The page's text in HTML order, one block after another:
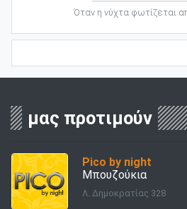
Όταν η νύχτα φωτίζεται
μας προτιμούν
Pico by night
Μπουζούκια
Λ. Δημοκρατίας 328